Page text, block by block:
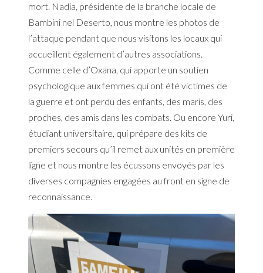
mort. Nadia, présidente de la branche locale de
Bambini nel Deserto, nous montre les photos de
l’attaque pendant que nous visitons les locaux qui
accueillent également d’autres associations.
Comme celle d’Oxana, qui apporte un soutien
psychologique aux femmes qui ont été victimes de
la guerre et ont perdu des enfants, des maris, des
proches, des amis dans les combats. Ou encore Yuri,
étudiant universitaire, qui prépare des kits de
premiers secours qu’il remet aux unités en première
ligne et nous montre les écussons envoyés par les
diverses compagnies engagées au front en signe de
reconnaissance.